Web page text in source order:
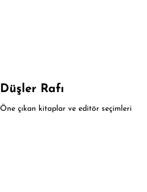
Düşler Rafı
Öne çıkan kitaplar ve editör seçimleri